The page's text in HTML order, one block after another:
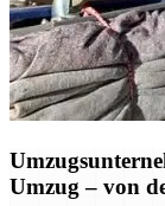
Umzug – von